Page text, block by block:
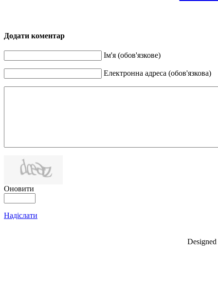
Додати коментар
Ім'я (обов'язкове)
Електронна адреса (обов'язкова)
Оновити
Надіслати